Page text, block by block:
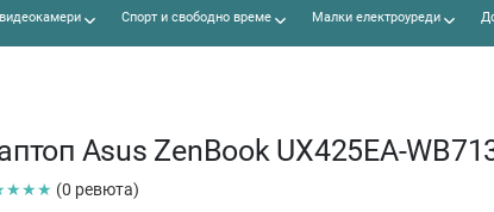
Спорт и свободно време Малки електроуреди
Asus ZenBook UX425EA-
(0 ревюта)